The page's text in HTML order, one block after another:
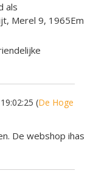
als
Merel 9, 1965Em
(De Hoge
De webshop ihas